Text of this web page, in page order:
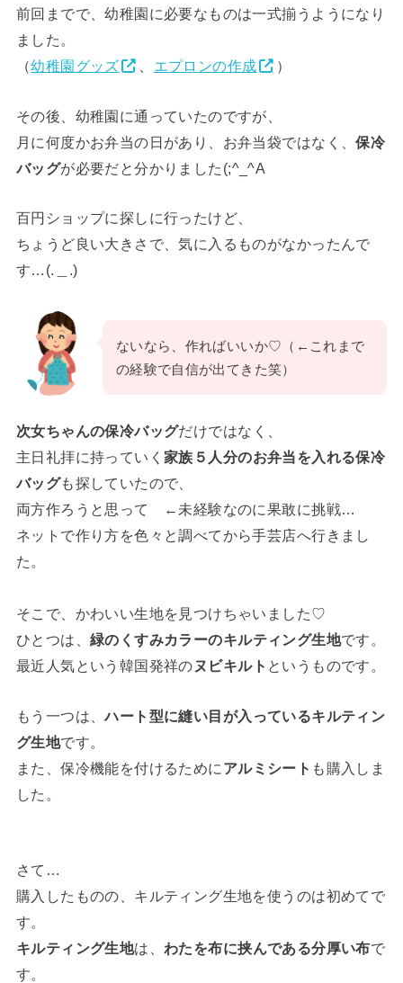
前回までで、幼稚園に必要なものは一式揃うようになり
ました。
（幼稚園グッズ エプロンの作成 ）
その後、幼稚園に通っていたのですが、
月に何度かお弁当の日があり、お弁当袋ではなく、保冷
バッグが必要だと分かりました(;^_^A
百円ショップに探しに行ったけど、
ちょうど良い大きさで、気に入るものがなかったんで
す…(.＿.)
ないなら、作ればいいか♡（←これまで
の経験で自信が出てきた笑）
次女ちゃんの保冷バッグだけではなく、
主日礼拝に持っていく家族５人分のお弁当を入れる保冷
バッグも探していたので、
両方作ろうと思って ←未経験なのに果敢に挑戦…
ネットで作り方を色々と調べてから手芸店へ行きまし
た。
そこで、かわいい生地を見つけちゃいました♡
ひとつは、 緑のくすみカラーのキルティング生地です。
最近人気という韓国発祥の ヌビキルト というものです。
もう一つは、 ハート型に縫い目が入っているキルティン
グ生地です。
また、保冷機能を付けるために アルミシート も購入しま
した。
さて…
購入したものの、キルティング生地を使うのは初めてで
す。
キルティング生地は、 わたを布に挟んである分厚い布で
す。